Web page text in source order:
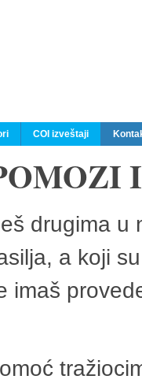
COI izveštaji
drugima
a koji
imaš